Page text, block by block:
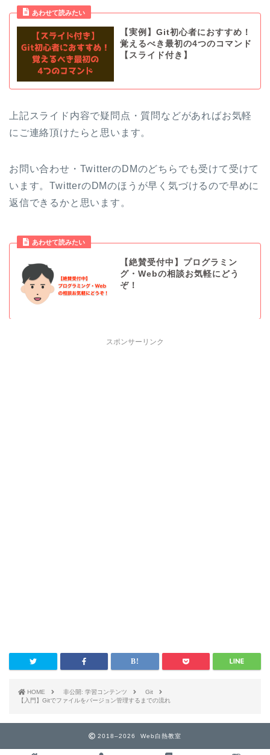
あわせて読みたい
【実例】Git初心者におすすめ！
覚えるべき最初の4つのコマンド
【スライド付き】
上記スライド内容で疑問点・質問などがあればお気軽
にご連絡頂けたらと思います。
お問い合わせ・TwitterのDMのどちらでも受けて受けて
います。TwitterのDMのほうが早く気づけるので早めに
返信できるかと思います。
あわせて読みたい
【絶賛受付中】プログラミン
グ・Webの相談お気軽にどう
ぞ！
スポンサーリンク
HOME 非公開: 学習コンテンツ
Git
【入門】Gitでファイルをバージョン管理するまでの流れ
2018–2026 Web白熱教室